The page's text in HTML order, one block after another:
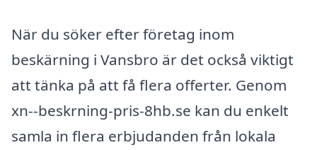
När du söker efter företag inom
beskärning i Vansbro är det också viktigt
att tänka på att få flera offerter. Genom
xn--beskrning-pris-8hb.se kan du enkelt
samla in flera erbjudanden från lokala